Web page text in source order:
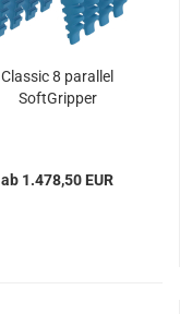
Classic 8 parallel
SoftGripper
ab 1.478,50 EUR